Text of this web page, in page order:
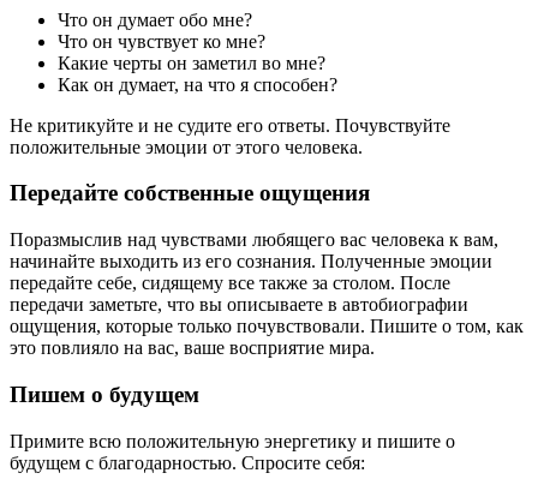
Что он думает обо мне?
Что он чувствует ко мне?
Какие черты он заметил во мне?
Как он думает, на что я способен?
Не критикуйте и не судите его ответы. Почувствуйте
положительные эмоции от этого человека.
Передайте собственные ощущения
Поразмыслив над чувствами любящего вас человека к вам,
начинайте выходить из его сознания. Полученные эмоции
передайте себе, сидящему все также за столом. После
передачи заметьте, что вы описываете в автобиографии
ощущения, которые только почувствовали. Пишите о том, как
это повлияло на вас, ваше восприятие мира.
Пишем о будущем
Примите всю положительную энергетику и пишите о
будущем с благодарностью. Спросите себя: